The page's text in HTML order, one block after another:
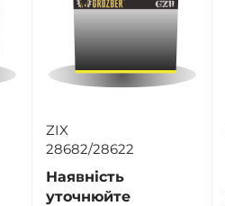
ZIX
28682/28622
Наявність
уточнюйте